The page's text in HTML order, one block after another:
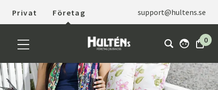
Privat Företag support@hultens.se
0